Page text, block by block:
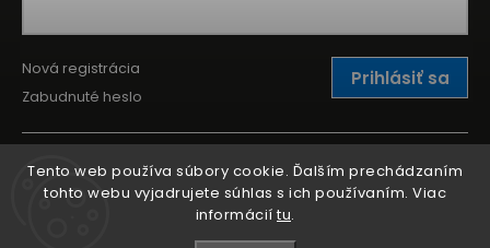
Tento web používa súbory cookie. Ďalším prechádzaním
tohto webu vyjadrujete súhlas s ich používaním. Viac
informácií tu.
Prihlásiť sa
Nová registrácia
Zabudnuté heslo